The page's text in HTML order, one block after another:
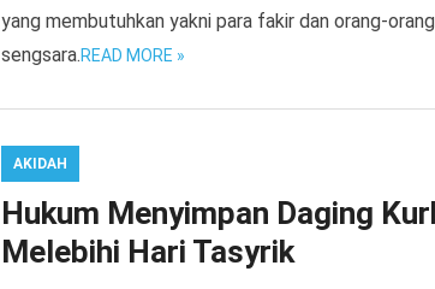
yang membutuhkan yakni para fakir dan orang-
sengsara.READ MORE »
AKIDAH
Hukum Menyimpan Daging
Melebihi Hari Tasyrik